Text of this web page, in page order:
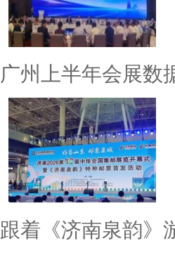
广州上半年会展数
跟着《济南泉韵》